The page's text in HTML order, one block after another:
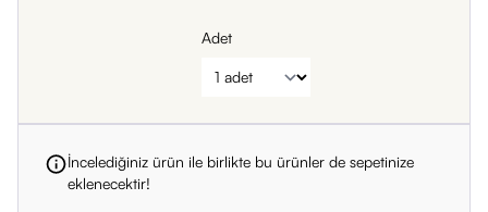
Adet
İncelediğiniz ürün ile birlikte bu ürünler de sepetinize
eklenecektir!